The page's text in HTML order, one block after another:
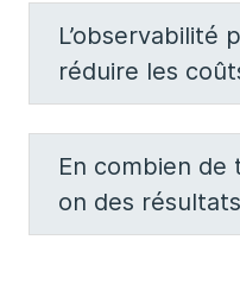
L’observabilité
réduire les
En combien
on des